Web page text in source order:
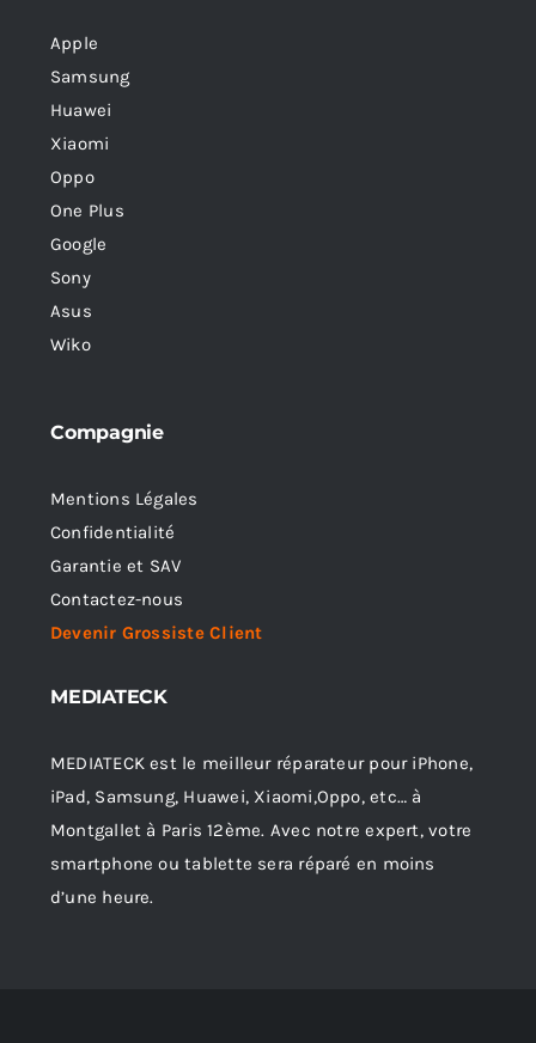
Apple
Samsung
Huawei
Xiaomi
Oppo
One Plus
Google
Sony
Asus
Wiko
Compagnie
Mentions Légales
Confidentialité
Garantie et SAV
Contactez-nous
Devenir Grossiste Client
MEDIATECK
MEDIATECK est le meilleur réparateur pour iPhone,
iPad, Samsung, Huawei, Xiaomi,Oppo, etc… à
Montgallet à Paris 12ème. Avec notre expert, votre
smartphone ou tablette sera réparé en moins
d’une heure.